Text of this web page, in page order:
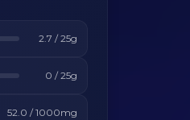
2.7 /25g
0 /25g
52.0 /1000mg